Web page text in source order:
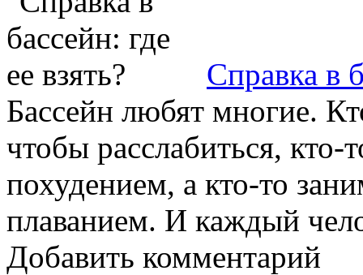
Справка в
Бассейн любят многие.
чтобы расслабиться, кто-
похудением, а кто-то
плаванием. И каждый
Добавить комментарий